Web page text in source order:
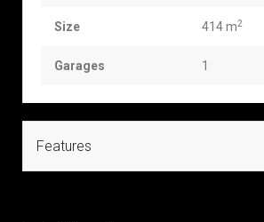
Size 414 m2
Garages 1
Features